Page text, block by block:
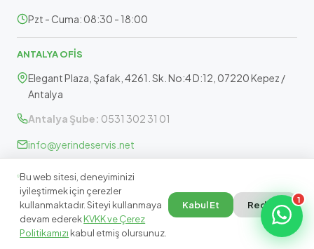
Pzt - Cuma: 08:30 - 18:00
ANTALYA OFİS
Elegant Plaza, Şafak, 4261. Sk. No:4 D:12, 07220 Kepez /
Antalya
Antalya Şube: 0531 302 31 01
info@yerindeservis.net
Pazartesi - Cuma: 09:30 - 17:30
1
Bu web sitesi, deneyiminizi
iyileştirmek için çerezler
kullanmaktadır. Siteyi kullanmaya
devam ederekKVKK ve Çerez
Politikamızı kabul etmiş olursunuz.
Kabul Et Reddet